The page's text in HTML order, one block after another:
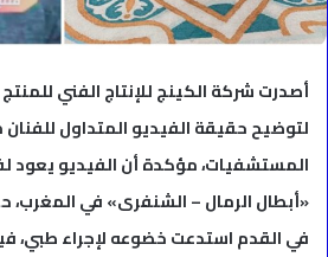
أصدرت شركة الكينج للإنتاج الفني
لتوضيح حقيقة الفيديو المتداول
المستشفيات، مؤكدة أن الفيديو يعود
«أبطال الرمال – الشنفرى» في المغرب،
في القدم استدعت خضوعه لإجراء طبي،